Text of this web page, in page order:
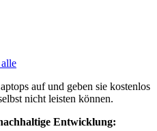
auf und geben sie kostenlos
nicht leisten können.
Entwicklung: